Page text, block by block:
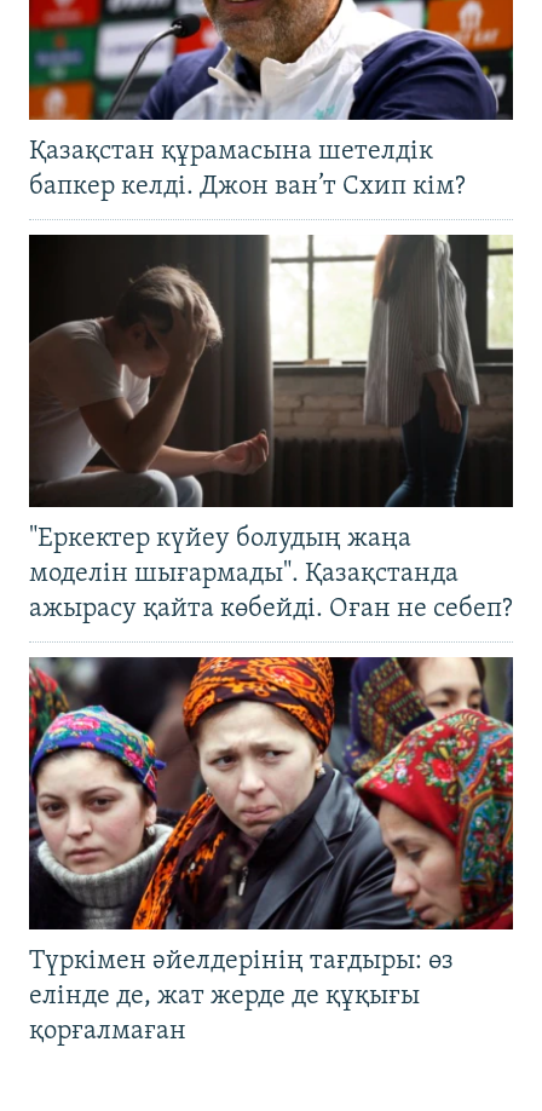
Қазақстан құрамасына шетелдік
бапкер келді. Джон ван’т Схип кім?
"Еркектер күйеу болудың жаңа
моделін шығармады". Қазақстанда
ажырасу қайта көбейді. Оған не себеп?
Түркімен әйелдерінің тағдыры: өз
елінде де, жат жерде де құқығы
қорғалмаған